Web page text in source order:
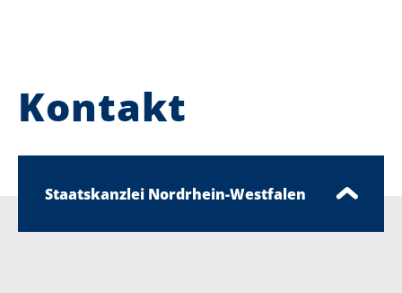
Kontakt
Staatskanzlei Nordrhein-Westfalen